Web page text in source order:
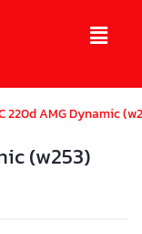
220d AMG Dynamic
(w253)